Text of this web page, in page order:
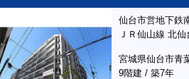
仙台市営地下鉄
ＪＲ仙山線 北
宮城県仙台市青
9階建 / 築7年